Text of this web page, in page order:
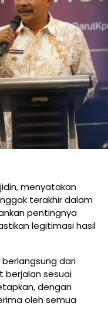
menyatakan
terakhir dalam
pentingnya
legitimasi hasil
dari
berjalan sesuai
dengan
oleh semua